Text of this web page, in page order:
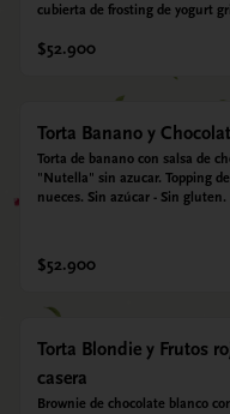
cubierta de frosting de yogurt
$52.900
Torta Banano y
Torta de banano con salsa de
"Nutella" sin azucar. Topping
nueces. Sin azúcar - Sin gluten.
$52.900
Torta Blondie y Frutos
casera
Brownie de chocolate blanco